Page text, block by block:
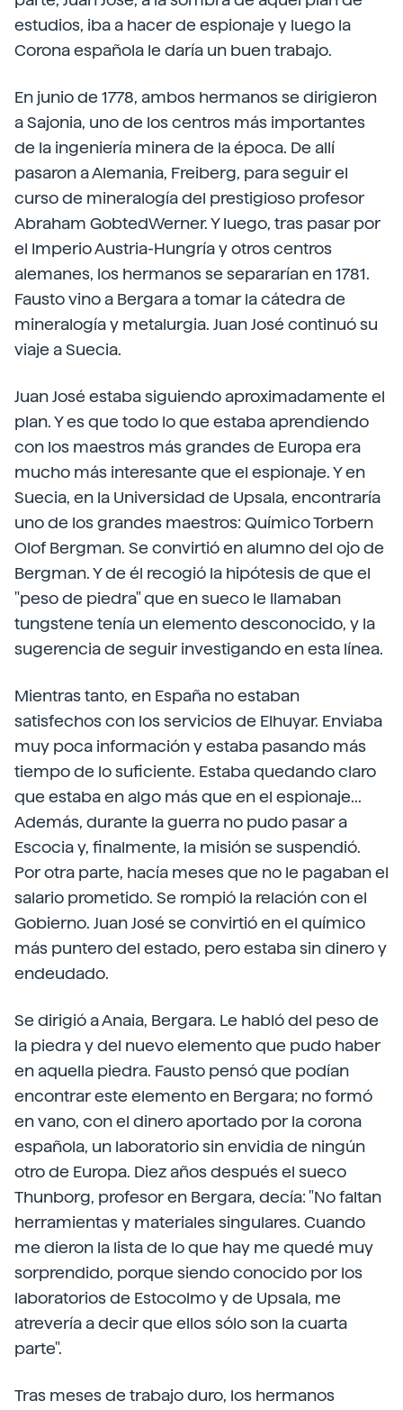
estudios, iba a hacer de espionaje y luego la
Corona española le daría un buen trabajo.
En junio de 1778, ambos hermanos se dirigieron
a Sajonia, uno de los centros más importantes
de la ingeniería minera de la época. De allí
pasaron a Alemania, Freiberg, para seguir el
curso de mineralogía del prestigioso profesor
Abraham GobtedWerner. Y luego, tras pasar por
el Imperio Austria-Hungría y otros centros
alemanes, los hermanos se separarían en 1781.
Fausto vino a Bergara a tomar la cátedra de
mineralogía y metalurgia. Juan José continuó su
viaje a Suecia.
Juan José estaba siguiendo aproximadamente el
plan. Y es que todo lo que estaba aprendiendo
con los maestros más grandes de Europa era
mucho más interesante que el espionaje. Y en
Suecia, en la Universidad de Upsala, encontraría
uno de los grandes maestros: Químico Torbern
Olof Bergman. Se convirtió en alumno del ojo de
Bergman. Y de él recogió la hipótesis de que el
"peso de piedra" que en sueco le llamaban
tungstene tenía un elemento desconocido, y la
sugerencia de seguir investigando en esta línea.
Mientras tanto, en España no estaban
satisfechos con los servicios de Elhuyar. Enviaba
muy poca información y estaba pasando más
tiempo de lo suficiente. Estaba quedando claro
que estaba en algo más que en el espionaje...
Además, durante la guerra no pudo pasar a
Escocia y, finalmente, la misión se suspendió.
Por otra parte, hacía meses que no le pagaban el
salario prometido. Se rompió la relación con el
Gobierno. Juan José se convirtió en el químico
más puntero del estado, pero estaba sin dinero y
endeudado.
Se dirigió a Anaia, Bergara. Le habló del peso de
la piedra y del nuevo elemento que pudo haber
en aquella piedra. Fausto pensó que podían
encontrar este elemento en Bergara; no formó
en vano, con el dinero aportado por la corona
española, un laboratorio sin envidia de ningún
otro de Europa. Diez años después el sueco
Thunborg, profesor en Bergara, decía: "No faltan
herramientas y materiales singulares. Cuando
me dieron la lista de lo que hay me quedé muy
sorprendido, porque siendo conocido por los
laboratorios de Estocolmo y de Upsala, me
atrevería a decir que ellos sólo son la cuarta
parte".
Tras meses de trabajo duro, los hermanos